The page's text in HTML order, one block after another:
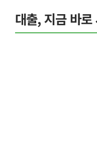
대출, 지금 바